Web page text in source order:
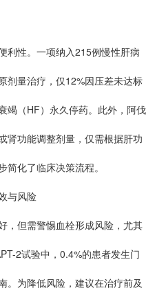
性。一项纳入215例慢性肝病
剂量治疗，仅12%因压差未达标
竭（HF）永久停药。此外，阿伐
肾功能调整剂量，仅需根据肝功
化了临床决策流程。
与风险
但需警惕血栓形成风险，尤其
2试验中，0.4%的患者发生门
。为降低风险，建议在治疗前及